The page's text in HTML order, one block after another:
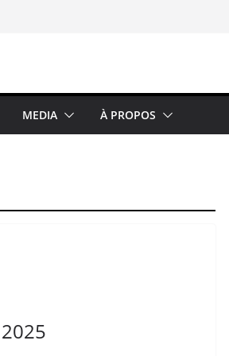
MEDIA À PROPOS